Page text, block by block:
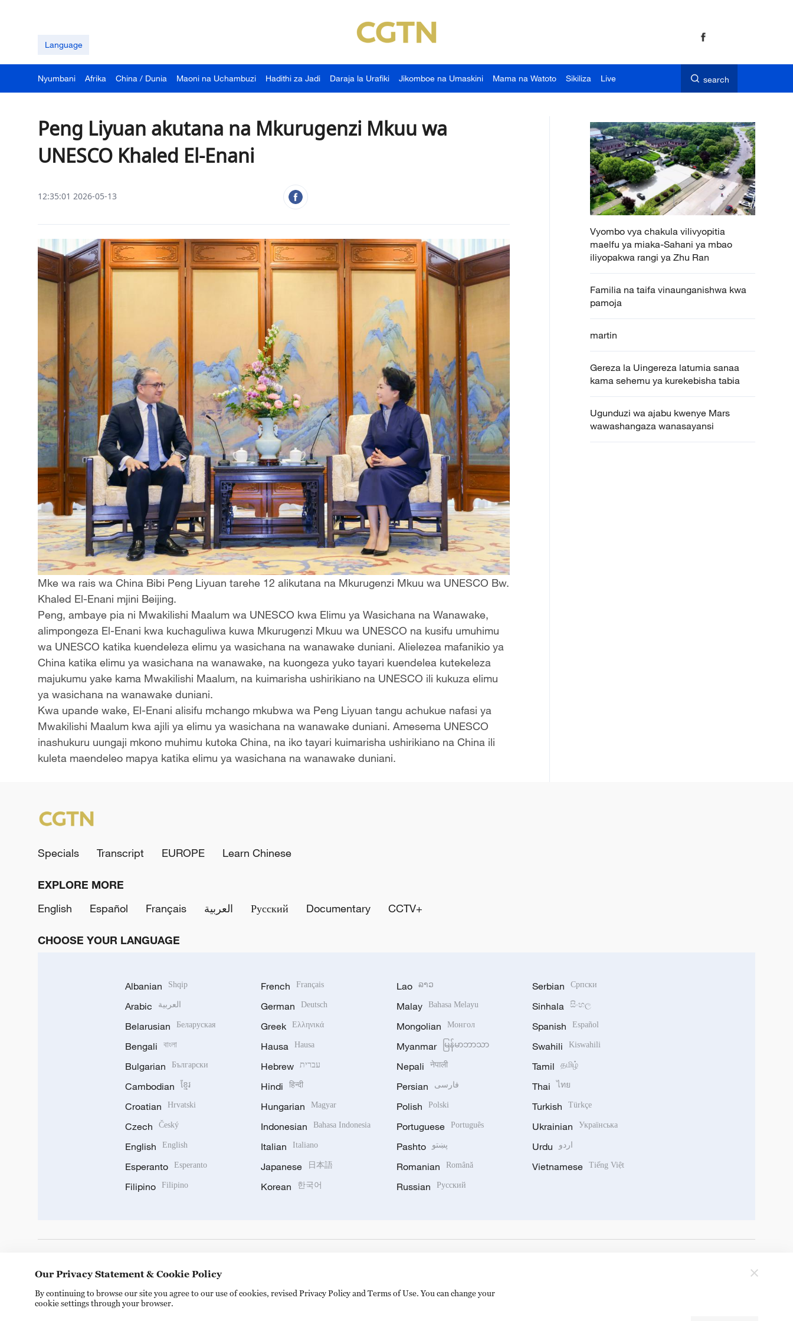
Language
Nyumbani Afrika China / Dunia Maoni na Uchambuzi Hadithi za Jadi Daraja la Urafiki Jikomboe na Umaskini Mama na Watoto Sikiliza Live search
Peng Liyuan akutana na Mkurugenzi Mkuu wa
UNESCO Khaled El-Enani
12:35:01 2026-05-13
Mke wa rais wa China Bibi Peng Liyuan tarehe 12 alikutana na Mkurugenzi Mkuu wa UNESCO Bw.
Khaled El-Enani mjini Beijing.
Peng, ambaye pia ni Mwakilishi Maalum wa UNESCO kwa Elimu ya Wasichana na Wanawake,
alimpongeza El-Enani kwa kuchaguliwa kuwa Mkurugenzi Mkuu wa UNESCO na kusifu umuhimu
wa UNESCO katika kuendeleza elimu ya wasichana na wanawake duniani. Alielezea mafanikio ya
China katika elimu ya wasichana na wanawake, na kuongeza yuko tayari kuendelea kutekeleza
majukumu yake kama Mwakilishi Maalum, na kuimarisha ushirikiano na UNESCO ili kukuza elimu
ya wasichana na wanawake duniani.
Kwa upande wake, El-Enani alisifu mchango mkubwa wa Peng Liyuan tangu achukue nafasi ya
Mwakilishi Maalum kwa ajili ya elimu ya wasichana na wanawake duniani. Amesema UNESCO
inashukuru uungaji mkono muhimu kutoka China, na iko tayari kuimarisha ushirikiano na China ili
kuleta maendeleo mapya katika elimu ya wasichana na wanawake duniani.
Vyombo vya chakula vilivyopitia
maelfu ya miaka-Sahani ya mbao
iliyopakwa rangi ya Zhu Ran
Familia na taifa vinaunganishwa kwa
pamoja
martin
Gereza la Uingereza latumia sanaa
kama sehemu ya kurekebisha tabia
Ugunduzi wa ajabu kwenye Mars
wawashangaza wanasayansi
Specials Transcript EUROPE Learn Chinese
EXPLORE MORE
English
Español Français العربية Русский Documentary CCTV+
CHOOSE YOUR LANGUAGE
Albanian Shqip
Arabic العربية
Belarusian Беларуская
Bengali বাংলা
Bulgarian Български
Cambodian ខ្មែរ
Croatian Hrvatski
Czech Český
English English
Esperanto Esperanto
Filipino Filipino
French Français
German Deutsch
Greek Ελληνικά
Hausa Hausa
Hebrew עברית
Hindi हिन्दी
Hungarian Magyar
Indonesian Bahasa Indonesia
Italian Italiano
Japanese 日本語
Korean 한국어
Lao ລາວ
Malay Bahasa Melayu
Mongolian Монгол
Myanmar မြန်မာဘာသာ
Nepali नेपाली
Persian فارسی
Polish Polski
Portuguese Português
Pashto پښتو
Romanian Română
Russian Русский
Serbian Српски
Sinhala සිංහල
Spanish Español
Swahili Kiswahili
Tamil தமிழ்
Thai ไทย
Turkish Türkçe
Ukrainian Українська
Urdu اردو
Vietnamese Tiếng Việt
Our Privacy Statement & Cookie Policy
By continuing to browse our site you agree to our use of cookies, revised Privacy Policy and Terms of Use. You can change your
cookie settings through your browser.